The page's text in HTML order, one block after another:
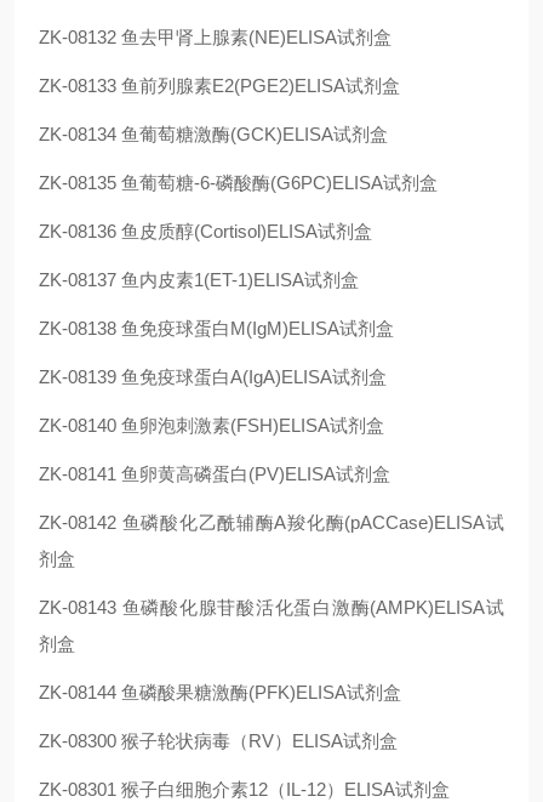
ZK-08132 鱼去甲肾上腺素(NE)ELISA试剂盒
ZK-08133 鱼前列腺素E2(PGE2)ELISA试剂盒
ZK-08134 鱼葡萄糖激酶(GCK)ELISA试剂盒
ZK-08135 鱼葡萄糖-6-磷酸酶(G6PC)ELISA试剂盒
ZK-08136 鱼皮质醇(Cortisol)ELISA试剂盒
ZK-08137 鱼内皮素1(ET-1)ELISA试剂盒
ZK-08138 鱼免疫球蛋白M(IgM)ELISA试剂盒
ZK-08139 鱼免疫球蛋白A(IgA)ELISA试剂盒
ZK-08140 鱼卵泡刺激素(FSH)ELISA试剂盒
ZK-08141 鱼卵黄高磷蛋白(PV)ELISA试剂盒
ZK-08142 鱼磷酸化乙酰辅酶A羧化酶(pACCase)ELISA试
剂盒
ZK-08143 鱼磷酸化腺苷酸活化蛋白激酶(AMPK)ELISA试
剂盒
ZK-08144 鱼磷酸果糖激酶(PFK)ELISA试剂盒
ZK-08300 猴子轮状病毒（RV）ELISA试剂盒
ZK-08301 猴子白细胞介素12（IL-12）ELISA试剂盒